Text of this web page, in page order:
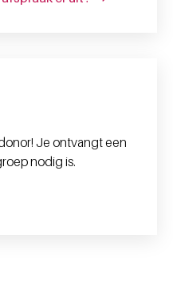
Je ontvangt een
nodig is.